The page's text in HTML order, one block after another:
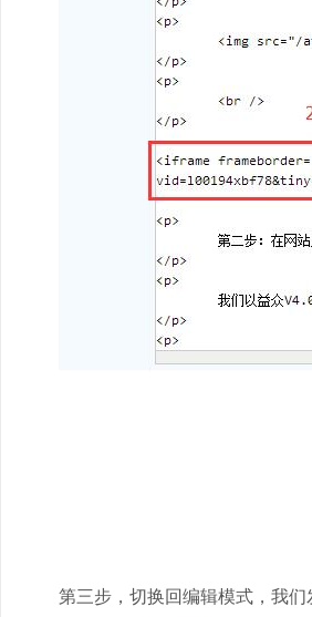
第三步，切换回编辑模式，我们